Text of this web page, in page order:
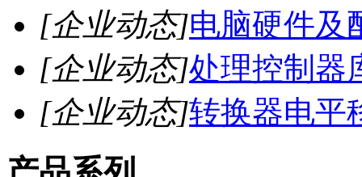
[企业动态]电脑硬件及
[企业动态]处理控制器
[企业动态]转换器电平